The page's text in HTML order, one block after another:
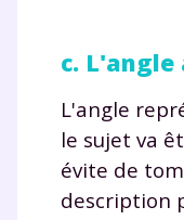
c. L'angle
L'angle
le sujet va
évite de
description
scolaire !
Fiches de
corrigés,